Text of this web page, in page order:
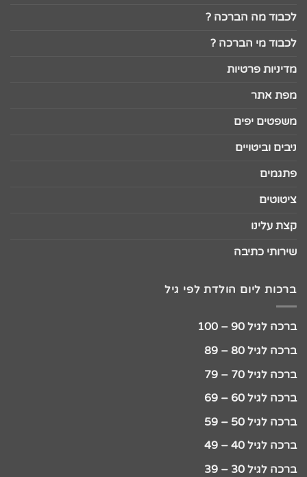
לכבוד מה הברכה ?
לכבוד מי הברכה ?
מדיניות פרטיות
מפת אתר
משפטים יפים
ניבים וביטויים
פתגמים
ציטוטים
קצת עלינו
שירותי כתיבה
ברכות ליום הולדת לפי גיל
ברכה לגיל 90 – 100
ברכה לגיל 80 – 89
ברכה לגיל 70 – 79
ברכה לגיל 60 – 69
ברכה לגיל 50 – 59
ברכה לגיל 40 – 49
ברכה לגיל 30 – 39